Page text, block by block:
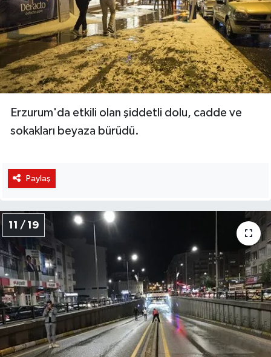
Erzurum'da etkili olan şiddetli dolu, cadde ve
sokakları beyaza bürüdü.
Paylaş
11 / 19